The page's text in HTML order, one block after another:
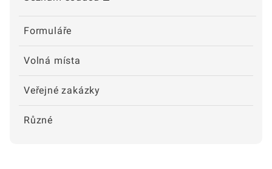
Formuláře
Volná místa
Veřejné zakázky
Různé